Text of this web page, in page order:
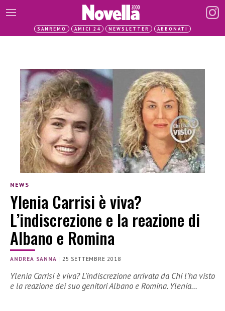
SANREMO AMICI 24 NEWSLETTER ABBONATI
NEWS
Ylenia Carrisi è viva?
L’indiscrezione e la reazione di
Albano e Romina
ANDREA SANNA |25 SETTEMBRE 2018
Ylenia Carrisi è viva? L’indiscrezione arrivata da Chi l’ha visto
e la reazione dei suo genitori Albano e Romina. Ylenia…